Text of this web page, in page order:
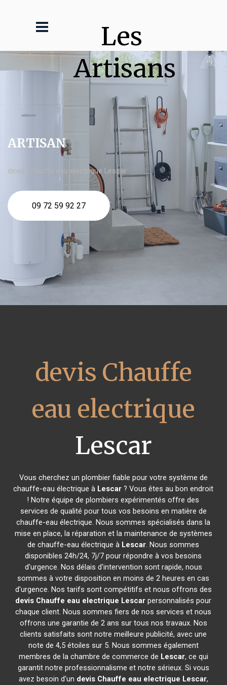
Les
Artisans
ARTISAN
devis Chauffe eau electrique Lescar
09 72 59 92 27
devis Chauffe
eau electrique
Lescar
Vous cherchez un plombier fiable pour votre système de
chauffe-eau électrique à Lescar ? Vous êtes au bon endroit
! Notre équipe de plombiers expérimentés offre des
services de qualité pour tous vos besoins en matière de
chauffe-eau électrique. Nous sommes spécialisés dans la
mise en place, la réparation et la maintenance de systèmes
de chauffe-eau électrique à Lescar. Nous sommes
disponibles 24h/24, 7j/7 pour répondre à vos besoins
d'urgence. Nos délais d'intervention sont rapide, nous
sommes à votre disposition en moins de 2 heures en cas
d'urgence. Nos tarifs sont compétitifs et nous offrons des
devis Chauffe eau electrique Lescar personnalisés pour
chaque client. Nous sommes fiers de nos services et nous
offrons une garantie de 2 ans sur tous nos travaux. Nos
clients satisfaits sont notre meilleure publicité, avec une
note de 4,5 étoiles sur 5. Nous sommes également
membres de la chambre de commerce de Lescar, ce qui
garantit notre professionnalisme et notre sérieux. Si vous
avez besoin d'un devis Chauffe eau electrique Lescar,